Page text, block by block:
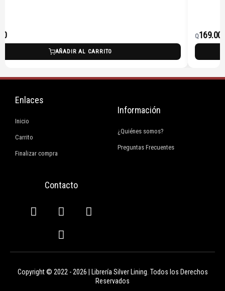
AÑADIR AL CARRITO
Q169.00
Enlaces
Inicio
Carrito
Finalizar compra
Información
¿Quiénes somos?
Preguntas Frecuentes
Contacto
F
a
b
o
I
n
s
t
a
r
W
h
s
p
E
n
v
e
l
p
Copyright © 2022 - 2026 | Librería Silver Lining. Todos los Derechos
Reservados